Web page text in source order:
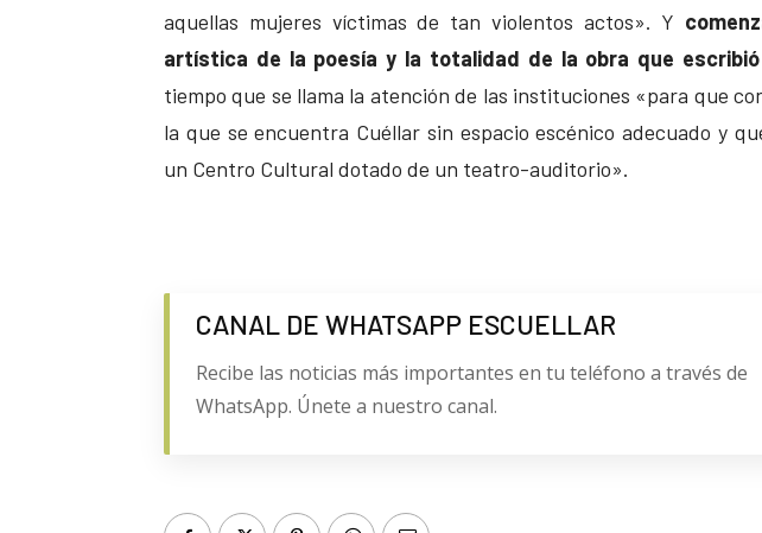
aquellas mujeres víctimas de tan violentos actos». Y
artística de la poesía y la totalidad de la obra que
tiempo que se llama la atención de las instituciones «para que
la que se encuentra Cuéllar sin espacio escénico adecuado y
un Centro Cultural dotado de un teatro-auditorio».
CANAL DE WHATSAPP ESCUELLAR
Recibe las noticias más importantes en tu teléfono a través de
WhatsApp. Únete a nuestro canal.